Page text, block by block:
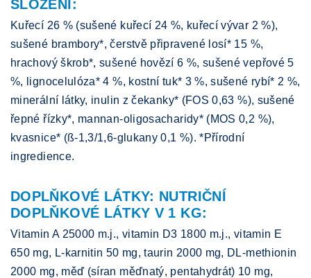
SLOŽENÍ:
Kuřecí 26 % (sušené kuřecí 24 %, kuřecí vývar 2 %),
sušené brambory*, čerstvě připravené losí* 15 %,
hrachový škrob*, sušené hovězí 6 %, sušené vepřové 5
%, lignocelulóza* 4 %, kostní tuk* 3 %, sušené rybí* 2 %,
minerální látky, inulin z čekanky* (FOS 0,63 %), sušené
řepné řízky*, mannan-oligosacharidy* (MOS 0,2 %),
kvasnice* (ß-1,3/1,6-glukany 0,1 %). *Přírodní
ingredience.
DOPLŇKOVÉ LÁTKY: NUTRIČNÍ
DOPLŇKOVÉ LÁTKY V 1 KG:
Vitamin A 25000 m.j., vitamin D3 1800 m.j., vitamin E
650 mg, L-karnitin 50 mg, taurin 2000 mg, DL-methionin
2000 mg, měď (síran měďnatý, pentahydrát) 10 mg,